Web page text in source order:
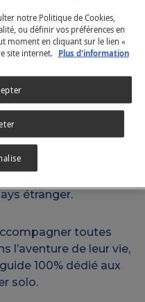
: une fille toute
non ? Est-ce que je
que je suis assez
millions de femmes
et pourtant
pas se lancer,
en insécurité, de se
étranger.
toutes
l’aventure de leur vie,
100% dédié aux
solo.
notre Politique de Cookies,
ou définir vos préférences en
moment en cliquant sur le lien «
site internet.
Plus d'information